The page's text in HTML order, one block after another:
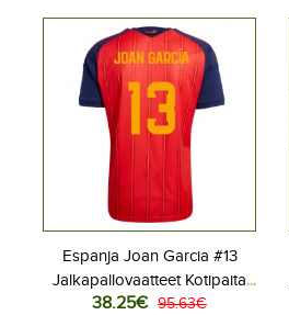
Espanja Joan Garcia #13
Jalkapallovaatteet Kotipaita
MM-kisat 2026 Lyhythihainen
38.25€ 95.63€